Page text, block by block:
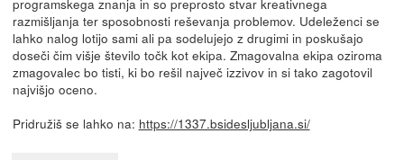
razmišljanja ter sposobnosti reševanja problemov. Udeleženci se
lahko nalog lotijo sami ali pa sodelujejo z drugimi in poskušajo
doseči čim višje število točk kot ekipa. Zmagovalna ekipa oziroma
zmagovalec bo tisti, ki bo rešil največ izzivov in si tako zagotovil
najvišjo oceno.
Pridružiš se lahko na: https://1337.bsidesljubljana.si/